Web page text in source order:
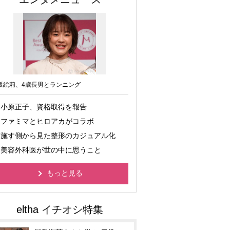
絵莉、4歳長男とランニング
小原正子、資格取得を報告
ファミマとヒロアカがコラボ
施す側から見た整形のカジュアル化
美容外科医が世の中に思うこと
もっと見る